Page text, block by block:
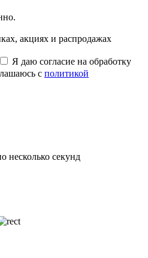
акциях и распродажах
Я даю согласие на обработку
с политикой
несколько секунд